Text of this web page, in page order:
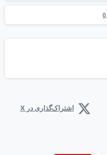
0
اشتراک‌گذاری در X